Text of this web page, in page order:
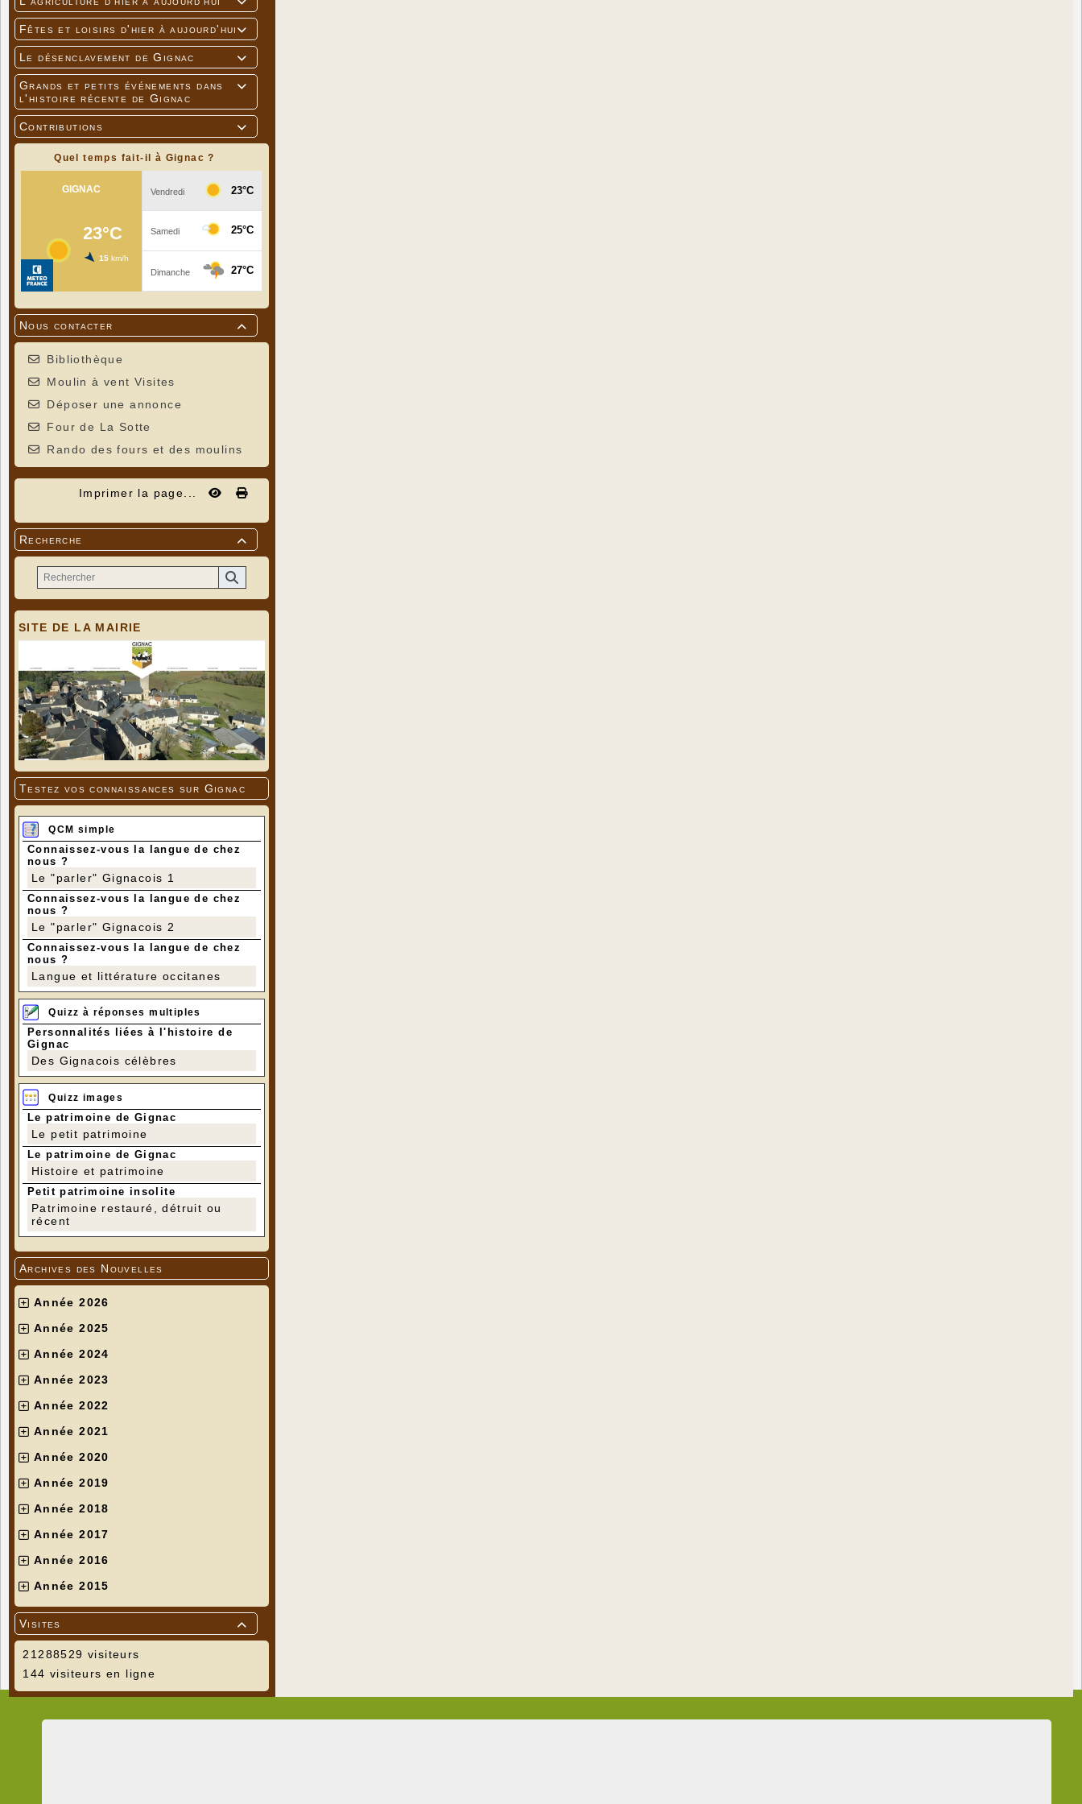


Fêtes et loisirs d'hier à aujourd'hui

Le désenclavement de Gignac

Grands et petits événements dans
l'histoire récente de Gignac

Contributions
Quel temps fait-il à Gignac ?

Nous contacter
Bibliothèque
Moulin à vent Visites
Déposer une annonce
Four de La Sotte
Rando des fours et des moulins
Imprimer la page...

Recherche
SITE DE LA MAIRIE
Testez vos connaissances sur Gignac
QCM simple
Connaissez-vous la langue de chez
nous ?
Le "parler" Gignacois 1
Connaissez-vous la langue de chez
nous ?
Le "parler" Gignacois 2
Connaissez-vous la langue de chez
nous ?
Langue et littérature occitanes
Quizz à réponses multiples
Personnalités liées à l'histoire de
Gignac
Des Gignacois célèbres
Quizz images
Le patrimoine de Gignac
Le petit patrimoine
Le patrimoine de Gignac
Histoire et patrimoine
Petit patrimoine insolite
Patrimoine restauré, détruit ou
récent
Archives des Nouvelles
Année 2026
Année 2025
Année 2024
Année 2023
Année 2022
Année 2021
Année 2020
Année 2019
Année 2018
Année 2017
Année 2016
Année 2015

Visites
21288529 visiteurs
144 visiteurs en ligne